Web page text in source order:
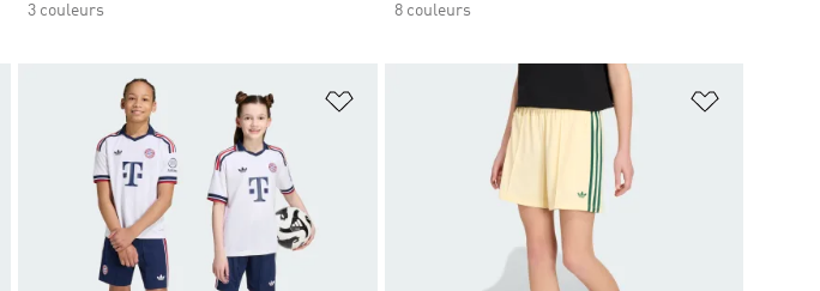
3 couleurs
8 couleurs
Ajouter à la Liste de produits favoris Ajouter à la Liste de produits favoris